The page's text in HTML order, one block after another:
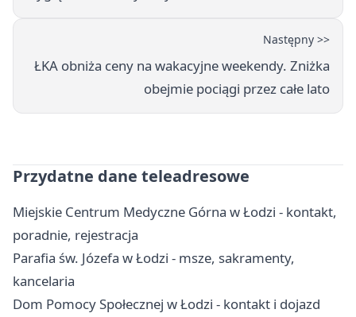
Następny >>
ŁKA obniża ceny na wakacyjne weekendy. Zniżka
obejmie pociągi przez całe lato
Przydatne dane teleadresowe
Miejskie Centrum Medyczne Górna w Łodzi - kontakt,
poradnie, rejestracja
Parafia św. Józefa w Łodzi - msze, sakramenty,
kancelaria
Dom Pomocy Społecznej w Łodzi - kontakt i dojazd